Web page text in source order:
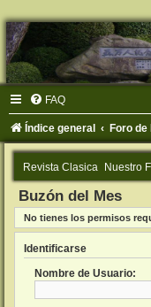
FAQ
Índice general Foro de
Revista Clasica Nuestro
Buzón del Mes
No tienes los permisos
Identificarse
Nombre de Usuario: